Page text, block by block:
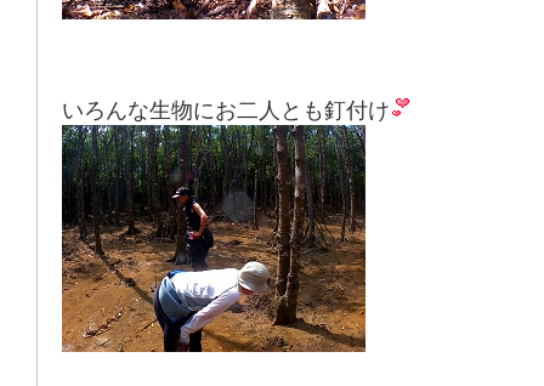
いろんな生物にお二人とも釘付け